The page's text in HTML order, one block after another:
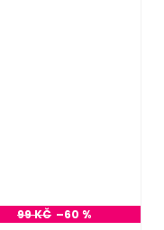
99 KČ –60 %